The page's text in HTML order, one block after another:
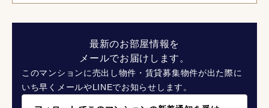
最新のお部屋情報を
メールでお届けします。
このマンションに売出し物件・賃貸募集物件が出た際に
いち早くメールやLINEでお知らせします。